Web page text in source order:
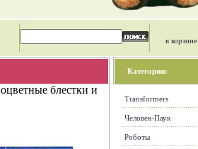
в корзине
блестки и
Категории:
Transformers
Человек-Паук
Роботы